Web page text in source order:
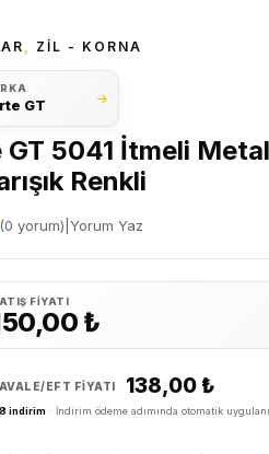
ZIL - KORNA
GT
GT 5041 İtmeli
Renkli
(0 yorum) Yorum Yaz
FIYATI
₺
EFT FIYATI 138,00 ₺
indirim · İndirim ödeme adımında otomatik